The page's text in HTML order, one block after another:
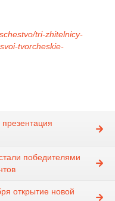
tri-zhitelnicy-
tvorcheskie-
победителями
открытие новой